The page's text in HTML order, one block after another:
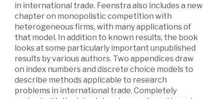
in international trade. Feenstra also includes a new
chapter on monopolistic competition with
heterogeneous firms, with many applications of
that model. In addition to known results, the book
looks at some particularly important unpublished
results by various authors. Two appendices draw
on index numbers and discrete choice models to
describe methods applicable to research
problems in international trade. Completely